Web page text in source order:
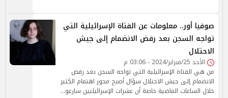
صوفيا أور.. معلومات عن الفتاة الإسرائيلية التي
تواجه السجن بعد رفض الانضمام إلى جيش
الاحتلال
الأحد 25/فبراير/2024 - 03:06 م
من هي الفتاة الإسرائيلية التي تواجه السجن بعد رفض
الانضمام إلى جيش الاحتلال سؤال أصبح محور اهتمام الكثير
خلال الساعات الماضية خاصة أن عشرات الإسرائيليين سارعو…